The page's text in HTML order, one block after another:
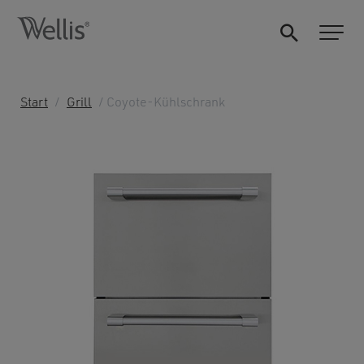
Start / Grill / Coyote-Kühlschrank